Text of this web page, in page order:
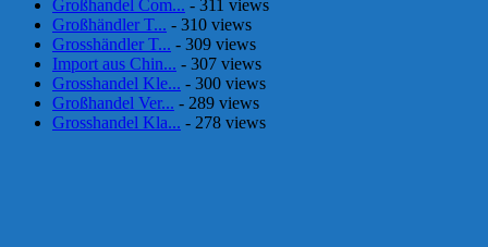
Großhandel Com... - 311 views
Großhändler T... - 310 views
Grosshändler T... - 309 views
Import aus Chin... - 307 views
Grosshandel Kle... - 300 views
Großhandel Ver... - 289 views
Grosshandel Kla... - 278 views